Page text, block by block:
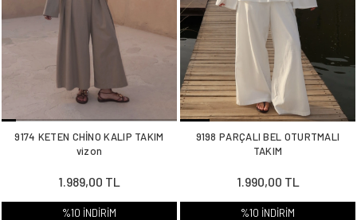
9174 KETEN CHİNO KALIP TAKIM
vizon
1.989,00 TL
%10 İNDİRİM
9198 PARÇALI BEL OTURTMALI
TAKIM
1.990,00 TL
%10 İNDİRİM